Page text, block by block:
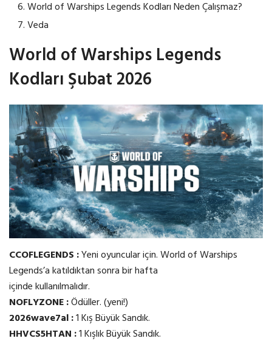
World of Warships Legends Kodları Neden Çalışmaz?
Veda
World of Warships Legends
Kodları Şubat 2026
CCOFLEGENDS :Yeni oyuncular için. World of Warships
Legends’a katıldıktan sonra bir hafta
içinde kullanılmalıdır.
NOFLYZONE :Ödüller. (yeni!)
2026wave7al :1 Kış Büyük Sandık.
HHVCS5HTAN :1 Kışlık Büyük Sandık.